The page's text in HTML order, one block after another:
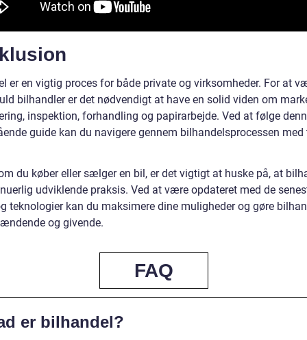
er en vigtig proces for både private og virksomheder. For at
bilhandler er det nødvendigt at have en solid viden om
inspektion, forhandling og papirarbejde. Ved at følge
guide kan du navigere gennem bilhandelsprocessen
du køber eller sælger en bil, er det vigtigt at huske på, at
udviklende praksis. Ved at være opdateret med de
teknologier kan du maksimere dine muligheder og gøre
og givende.
FAQ
er bilhandel?